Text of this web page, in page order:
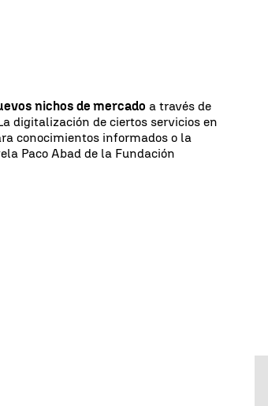
nichos de mercado a través de
digitalización de ciertos servicios en
conocimientos informados o la
Paco Abad de la Fundación